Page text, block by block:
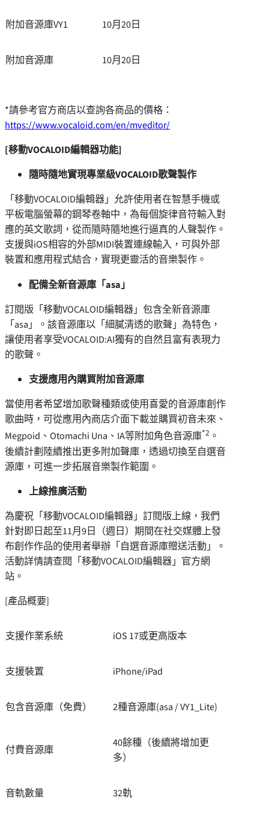
附加音源庫VY1 10月20日
附加音源庫 10月20日
*請參考官方商店以查詢各商品的價格：
https://www.vocaloid.com/en/mveditor/
[移動VOCALOID編輯器功能]
隨時隨地實現專業級VOCALOID歌聲製作
「移動VOCALOID編輯器」允許使用者在智慧手機或
平板電腦螢幕的鋼琴卷軸中，為每個旋律音符輸入對
應的英文歌詞，從而隨時隨地進行逼真的人聲製作。
支援與iOS相容的外部MIDI裝置連線輸入，可與外部
裝置和應用程式結合，實現更靈活的音樂製作。
配備全新音源庫「asa」
訂閱版「移動VOCALOID編輯器」包含全新音源庫
「asa」。該音源庫以「細膩清透的歌聲」為特色，
讓使用者享受VOCALOID:AI獨有的自然且富有表現力
的歌聲。
支援應用內購買附加音源庫
當使用者希望增加歌聲種類或使用喜愛的音源庫創作
歌曲時，可從應用內商店介面下載並購買初音未來、
Megpoid、Otomachi Una、IA等附加角色音源庫*2 。
後續計劃陸續推出更多附加聲庫，透過切換至自選音
源庫，可進一步拓展音樂製作範圍。
上線推廣活動
為慶祝「移動VOCALOID編輯器」訂閱版上線，我們
針對即日起至11月9日（週日）期間在社交媒體上發
布創作作品的使用者舉辦「自選音源庫贈送活動」。
活動詳情請查閱「移動VOCALOID編輯器」官方網
站。
[產品概要]
支援作業系統 iOS 17或更高版本
支援裝置 iPhone/iPad
包含音源庫（免費） 2種音源庫(asa / VY1_Lite)
付費音源庫
40餘種（後續將增加更
多）
音軌數量 32軌